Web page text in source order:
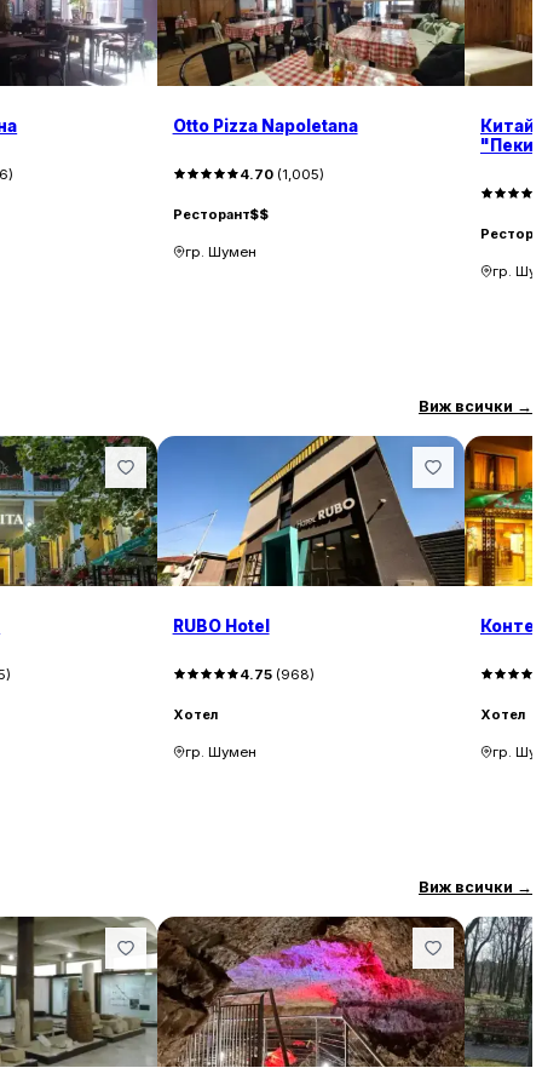
)
Otto Pizza Napoletana
4.70(1,005)
Ресторант$$
гр. Шумен
гр.
Виж всички →
)
RUBO Hotel
4.75(968)
Хотел
гр. Шумен
Хотел
гр.
Виж всички →